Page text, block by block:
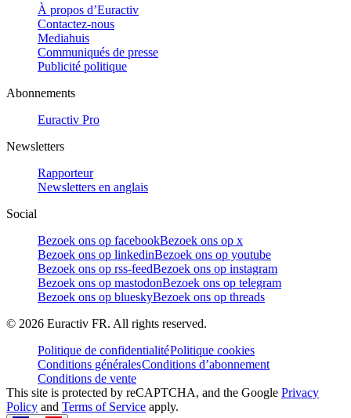
À propos d’Euractiv
Contactez-nous
Mediahuis
Communiqués de presse
Publicité politique
Abonnements
Euractiv Pro
Newsletters
Rapporteur
Newsletters en anglais
Social
Bezoek ons op facebookBezoek ons op x
Bezoek ons op linkedinBezoek ons op youtube
Bezoek ons op rss-feedBezoek ons op instagram
Bezoek ons op mastodonBezoek ons op telegram
Bezoek ons op blueskyBezoek ons op threads
© 2026 Euractiv FR. All rights reserved.
Politique de confidentialitéPolitique cookies
Conditions généralesConditions d’abonnement
Conditions de vente
This site is protected by reCAPTCHA, and the Google Privacy
Policy and Terms of Service apply.